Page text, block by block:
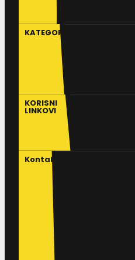
KATEGORIJE
KORISNI
LINKOVI
Kontakt